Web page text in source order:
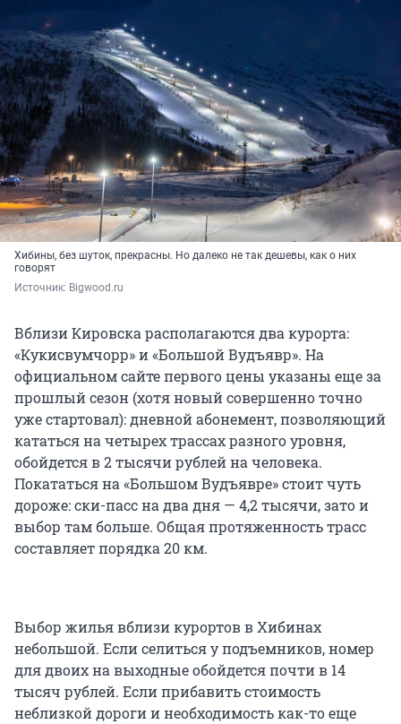
Хибины, без шуток, прекрасны. Но далеко не так дешевы, как о них
говорят
Источник: Bigwood.ru
Вблизи Кировска располагаются два курорта:
«Кукисвумчорр» и «Большой Вудъявр». На
официальном сайте первого цены указаны еще за
прошлый сезон (хотя новый совершенно точно
уже стартовал): дневной абонемент, позволяющий
кататься на четырех трассах разного уровня,
обойдется в 2 тысячи рублей на человека.
Покататься на «Большом Вудъявре» стоит чуть
дороже: ски-пасс на два дня — 4,2 тысячи, зато и
выбор там больше. Общая протяженность трасс
составляет порядка 20 км.
Выбор жилья вблизи курортов в Хибинах
небольшой. Если селиться у подъемников, номер
для двоих на выходные обойдется почти в 14
тысяч рублей. Если прибавить стоимость
неблизкой дороги и необходимость как-то еще